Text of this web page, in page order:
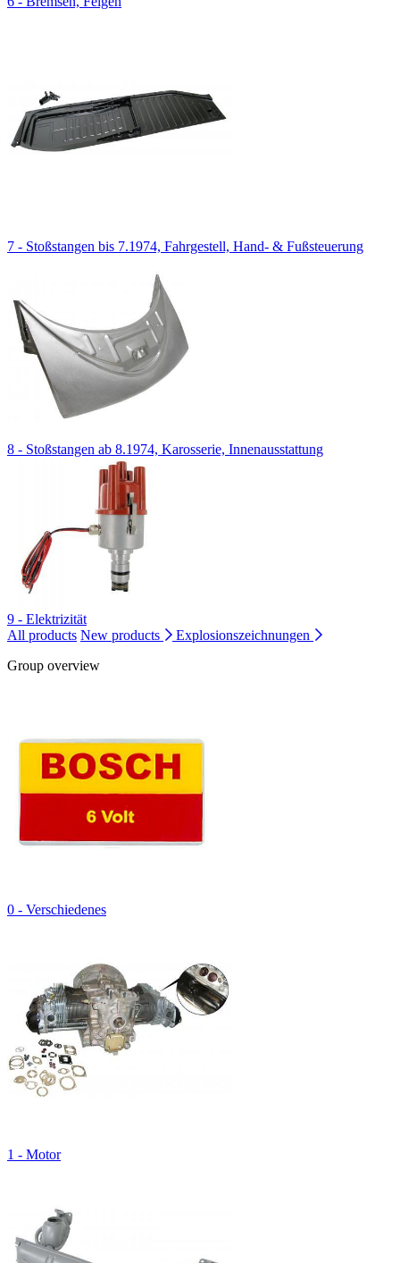
7 - Stoßstangen bis 7.1974, Fahrgestell, Hand- & Fußsteuerung
8 - Stoßstangen ab 8.1974, Karosserie, Innenausstattung
9 - Elektrizität
All products New products
Explosionszeichnungen
Group overview
0 - Verschiedenes
1 - Motor